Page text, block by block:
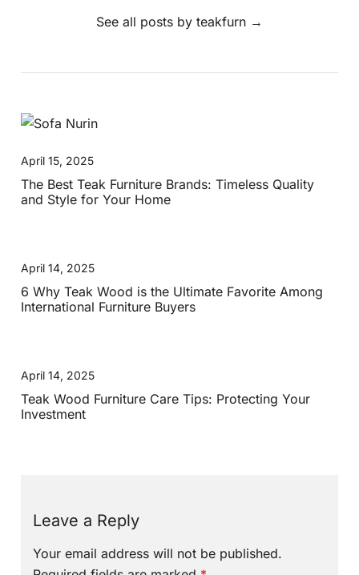
See all posts by teakfurn →
April 15, 2025
The Best Teak Furniture Brands: Timeless Quality
and Style for Your Home
April 14, 2025
6 Why Teak Wood is the Ultimate Favorite Among
International Furniture Buyers
April 14, 2025
Teak Wood Furniture Care Tips: Protecting Your
Investment
Leave a Reply
Your email address will not be published.